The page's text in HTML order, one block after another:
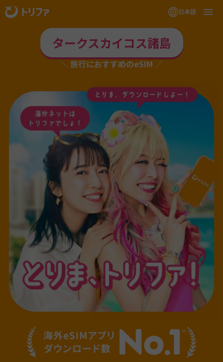
日本語
タークスカイコス諸島
旅行におすすめのeSIM